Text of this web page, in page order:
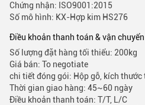
Chứng nhận: ISO9001:2015
Số mô hình: KX-Hợp kim HS276
Điều khoản thanh toán & vận chuyển
Số lượng đặt hàng tối thiểu: 200kg
Giá bán: To negotiate
chi tiết đóng gói: Hộp gỗ, kích thước
Thời gian giao hàng: 45~60 ngày
Điều khoản thanh toán: T/T, L/C